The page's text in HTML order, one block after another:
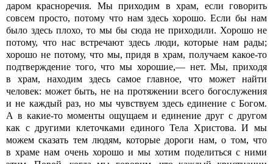
даром красноречия. Мы приходим в храм, если говорить
совсем просто, потому что нам здесь хорошо. Если бы нам
было здесь плохо, то мы бы сюда не приходили. Хорошо не
потому, что нас встречают здесь люди, которые нам рады;
хорошо не потому, что мы, придя в храм, получаем какое-то
подтверждение того, что мы хорошие,— нет. Мы, приходя
в храм, находим здесь самое главное, что может найти
человек: может быть, не на протяжении всего богослужения
и не каждый раз, но мы чувствуем здесь единение с Богом.
А в какие-то моменты ощущаем и единение друг с другом
как с другими клеточками единого Тела Христова. И мы
можем сказать тем людям, которые дороги нам, о том, что
в храме нам очень хорошо и мы хотим поделиться с ними